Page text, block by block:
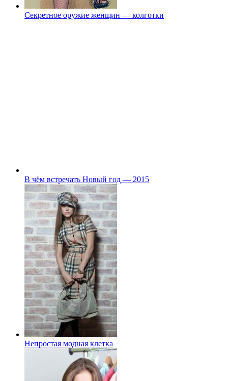
Секретное оружие женщин — колготки
В чём встречать Новый год — 2015
Непростая модная клетка